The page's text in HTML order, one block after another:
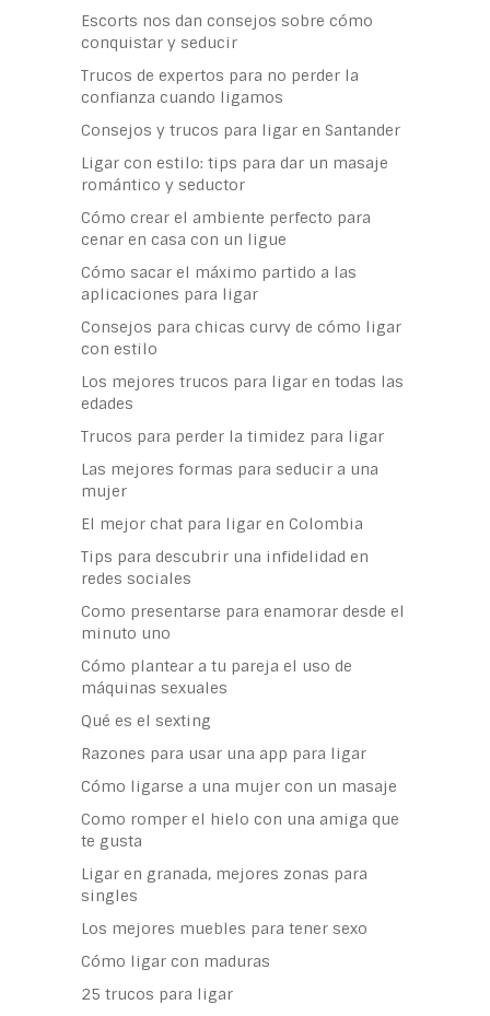
Escorts nos dan consejos sobre cómo
conquistar y seducir
Trucos de expertos para no perder la
confianza cuando ligamos
Consejos y trucos para ligar en Santander
Ligar con estilo: tips para dar un masaje
romántico y seductor
Cómo crear el ambiente perfecto para
cenar en casa con un ligue
Cómo sacar el máximo partido a las
aplicaciones para ligar
Consejos para chicas curvy de cómo ligar
con estilo
Los mejores trucos para ligar en todas las
edades
Trucos para perder la timidez para ligar
Las mejores formas para seducir a una
mujer
El mejor chat para ligar en Colombia
Tips para descubrir una infidelidad en
redes sociales
Como presentarse para enamorar desde el
minuto uno
Cómo plantear a tu pareja el uso de
máquinas sexuales
Qué es el sexting
Razones para usar una app para ligar
Cómo ligarse a una mujer con un masaje
Como romper el hielo con una amiga que
te gusta
Ligar en granada, mejores zonas para
singles
Los mejores muebles para tener sexo
Cómo ligar con maduras
25 trucos para ligar